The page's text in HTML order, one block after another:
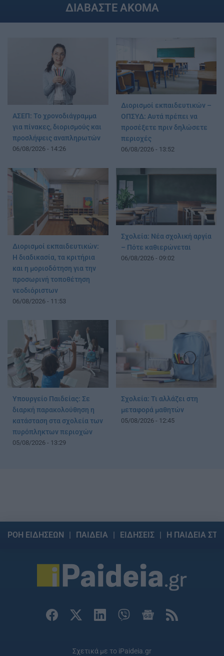
ΔΙΑΒΑΣΤΕ ΑΚΟΜΑ
ΑΣΕΠ: Το χρονοδιάγραμμα
για πίνακες, διορισμούς και
προσλήψεις αναπληρωτών
06/08/2026 - 14:26
Διορισμοί εκπαιδευτικών –
ΟΠΣΥΔ: Αυτά πρέπει να
προσέξετε πριν δηλώσετε
περιοχές
06/08/2026 - 13:52
Διορισμοί εκπαιδευτικών:
Η διαδικασία, τα κριτήρια
και η μοριοδότηση για την
προσωρινή τοποθέτηση
νεοδιόριστων
06/08/2026 - 11:53
Σχολεία: Νέα σχολική αργία
– Πότε καθιερώνεται
06/08/2026 - 09:02
Υπουργείο Παιδείας: Σε
διαρκή παρακολούθηση η
κατάσταση στα σχολεία των
πυρόπληκτων περιοχών
05/08/2026 - 13:29
Σχολεία: Τι αλλάζει στη
μεταφορά μαθητών
05/08/2026 - 12:45
ΡΟΗ ΕΙΔΗΣΕΩΝ ΠΑΙΔΕΙΑ ΕΙΔΗΣΕΙΣ Η ΠΑΙΔΕΙΑ
Σχετικά με το iPaideia.gr